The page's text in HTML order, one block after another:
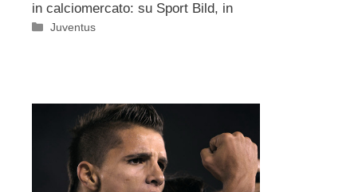
in calciomercato: su Sport Bild, in
Categorie
Juventus